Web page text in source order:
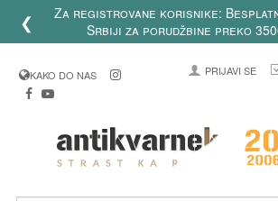
❮
korisnike: Besplatna dostava u
Srbiji za porudžbine preko 3500 RSD!
KAKO DO NAS PRIJAVI SE